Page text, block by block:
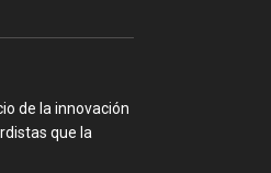
de la innovación
que la